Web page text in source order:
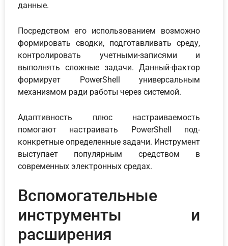
данные.
Посредством его использованием возможно
формировать сводки, подготавливать среду,
контролировать учетными-записями и
выполнять сложные задачи. Данный-фактор
формирует PowerShell универсальным
механизмом ради работы через системой.
Адаптивность плюс настраиваемость
помогают настраивать PowerShell под-
конкретные определенные задачи. Инструмент
выступает популярным средством в
современных электронных средах.
Вспомогательные
инструменты и
расширения